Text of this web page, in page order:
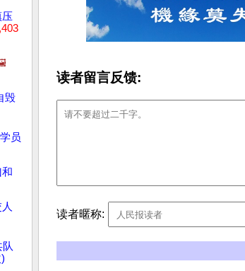
毁
员
读者留言反馈:
读者暱称: